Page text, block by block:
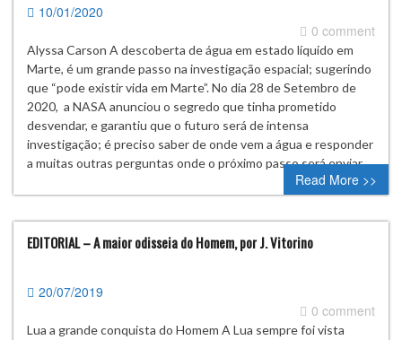
10/01/2020
0 comment
Alyssa Carson A descoberta de água em estado líquido em
Marte, é um grande passo na investigação espacial; sugerindo
que “pode existir vida em Marte”. No dia 28 de Setembro de
2020, a NASA anunciou o segredo que tinha prometido
desvendar, e garantiu que o futuro será de intensa
investigação; é preciso saber de onde vem a água e responder
a muitas outras perguntas onde o próximo passo será enviar…
Read More >>
EDITORIAL – A maior odisseia do Homem, por J. Vitorino
20/07/2019
0 comment
Lua a grande conquista do Homem A Lua sempre foi vista